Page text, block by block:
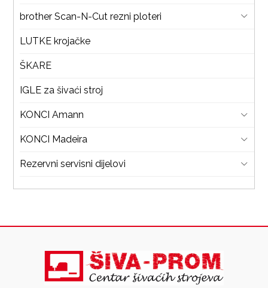
brother Scan-N-Cut rezni ploteri
LUTKE krojačke
ŠKARE
IGLE za šivaći stroj
KONCI Amann
KONCI Madeira
Rezervni servisni dijelovi